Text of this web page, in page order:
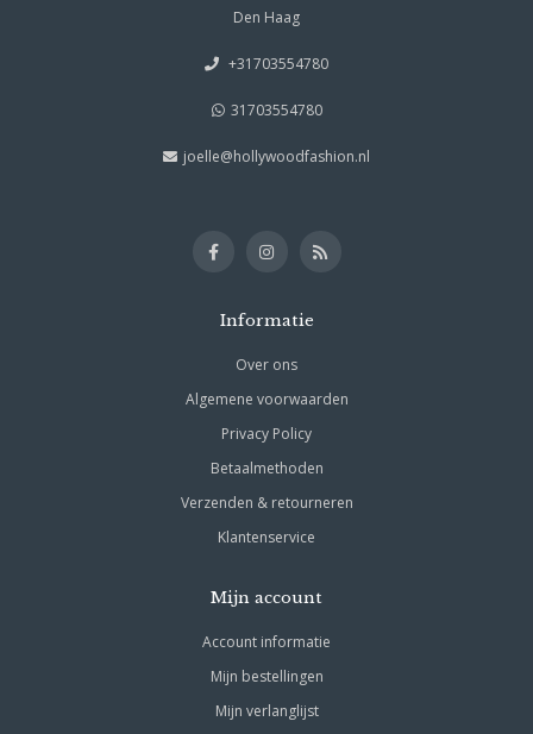
Den Haag
+31703554780
31703554780
joelle@hollywoodfashion.nl
Informatie
Over ons
Algemene voorwaarden
Privacy Policy
Betaalmethoden
Verzenden & retourneren
Klantenservice
Mijn account
Account informatie
Mijn bestellingen
Mijn verlanglijst